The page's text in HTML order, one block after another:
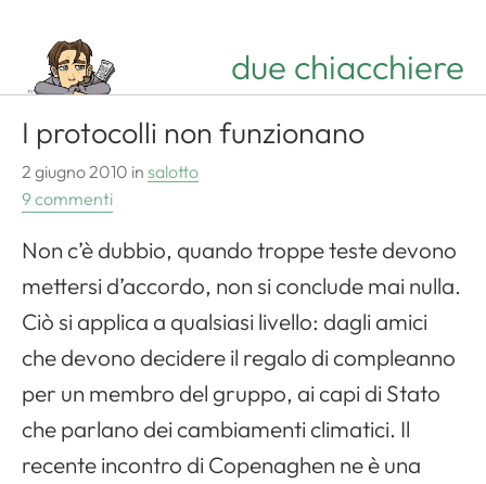
due chiacchiere
I protocolli non funzionano
2 giugno 2010 in salotto
9 commenti
Non c’è dubbio, quando troppe teste devono
mettersi d’accordo, non si conclude mai nulla.
Ciò si applica a qualsiasi livello: dagli amici
che devono decidere il regalo di compleanno
per un membro del gruppo, ai capi di Stato
che parlano dei cambiamenti climatici. Il
recente incontro di Copenaghen ne è una